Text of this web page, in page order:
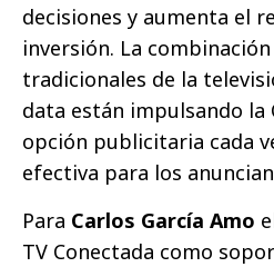
decisiones y aumenta el
inversión. La
tradicionales de la
data están impulsando la
opción publicitaria cada
efectiva para los
Para Carlos García Amo
TV Conectada como